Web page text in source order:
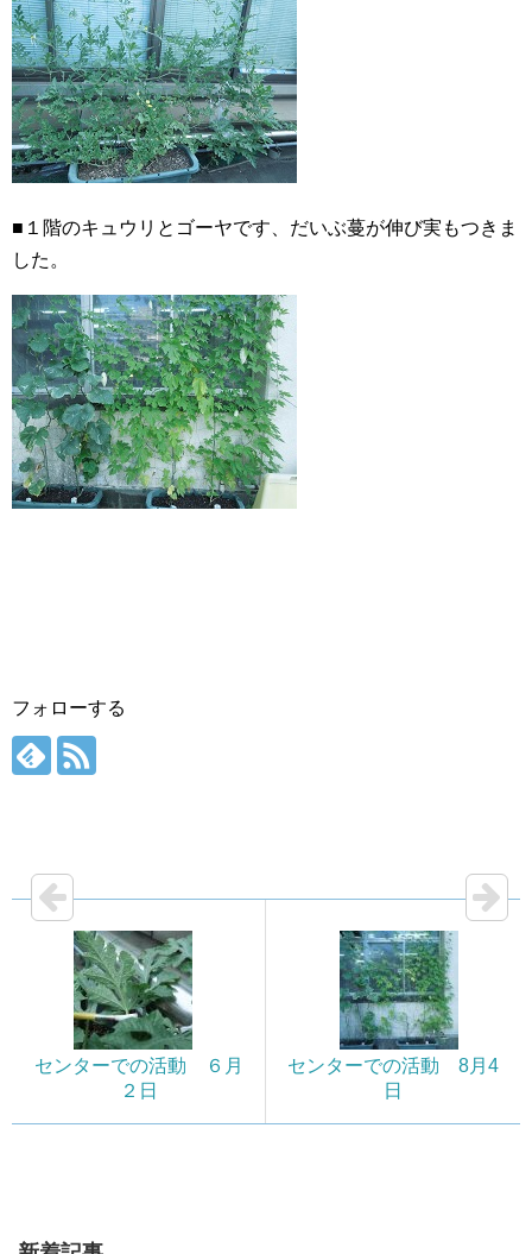
■１階のキュウリとゴーヤです、だいぶ蔓が伸び実もつきま
した。
フォローする
センターでの活動 ６月
２日
センターでの活動 8月4
日